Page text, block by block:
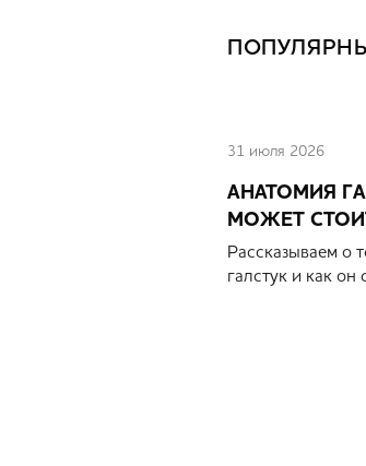
31 июля 2026
АНАТОМИЯ
МОЖЕТ
Рассказываем о
галстук и как он